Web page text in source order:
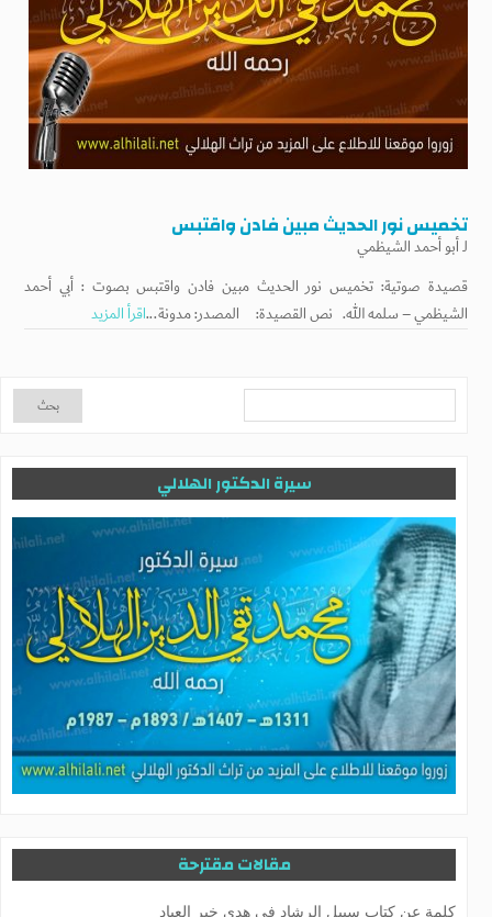
تخميس نور الحديث مبين فادن واقتبس
لـأبو أحمد الشيظمي
قصيدة صوتية: تخميس نور الحديث مبين فادن واقتبس بصوت : أبي أحمد
الشيظمي – سلمه الله. نص القصيدة: المصدر: مدونة...اقرأ المزيد
سيرة الدكتور الهلالي
مقالات مقترحة
كلمة عن كتاب سبيل الرشاد في هدي خير العباد